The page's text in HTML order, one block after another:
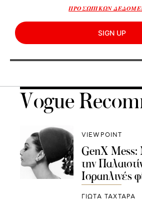
ΠΡΟΣΩΠΙΚΩΝ
SIGN UP
Vogue
VIEWPOINT
GenX Mess:
την
Ισραηλινές
ΓΙΩΤΑ ΤΑΧΤΑΡΑ